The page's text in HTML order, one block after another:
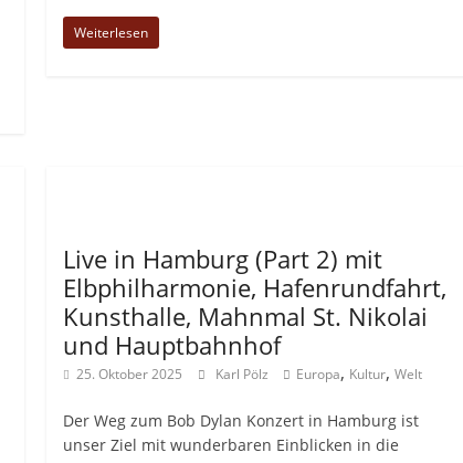
Weiterlesen
Live in Hamburg (Part 2) mit
Elbphilharmonie, Hafenrundfahrt,
Kunsthalle, Mahnmal St. Nikolai
und Hauptbahnhof
25. Oktober 2025 Karl Pölz Europa, Kultur,Welt
Der Weg zum Bob Dylan Konzert in Hamburg ist
unser Ziel mit wunderbaren Einblicken in die